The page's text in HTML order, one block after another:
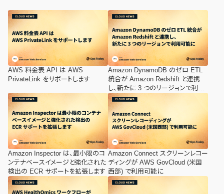
AWS 料金表 API は AWS
PrivateLink をサポートします
Amazon DynamoDB のゼロ ETL
統合が Amazon Redshift と連携
し、新たに 3 つのリージョンで利用
可能に
Amazon Inspector は、最小限のコ
ンテナベースイメージと強化された
検出の ECR サポートを拡張します
Amazon Connect スクリーンレコー
ディングが AWS GovCloud (米国
西部) で利用可能に